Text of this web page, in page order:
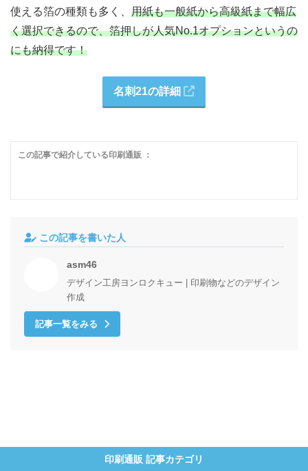
使える箔の種類も多く、 用紙も一般紙から高級紙まで幅広
く選択できるので、箔押しが人気No.1オプションというの
にも納得です！
名刺21の詳細
この記事で紹介している印刷通販 ：
この記事を書いた人
asm46
デザイン工房ヨンロクキュー | 印刷物などのデザイン
作成
記事一覧をみる
印刷通販 記事カテゴリ